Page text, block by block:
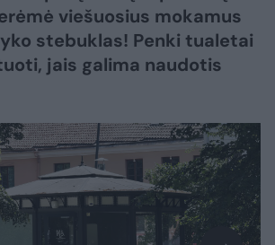
viešuosius mokamus
stebuklas! Penki tualetai
jais galima naudotis